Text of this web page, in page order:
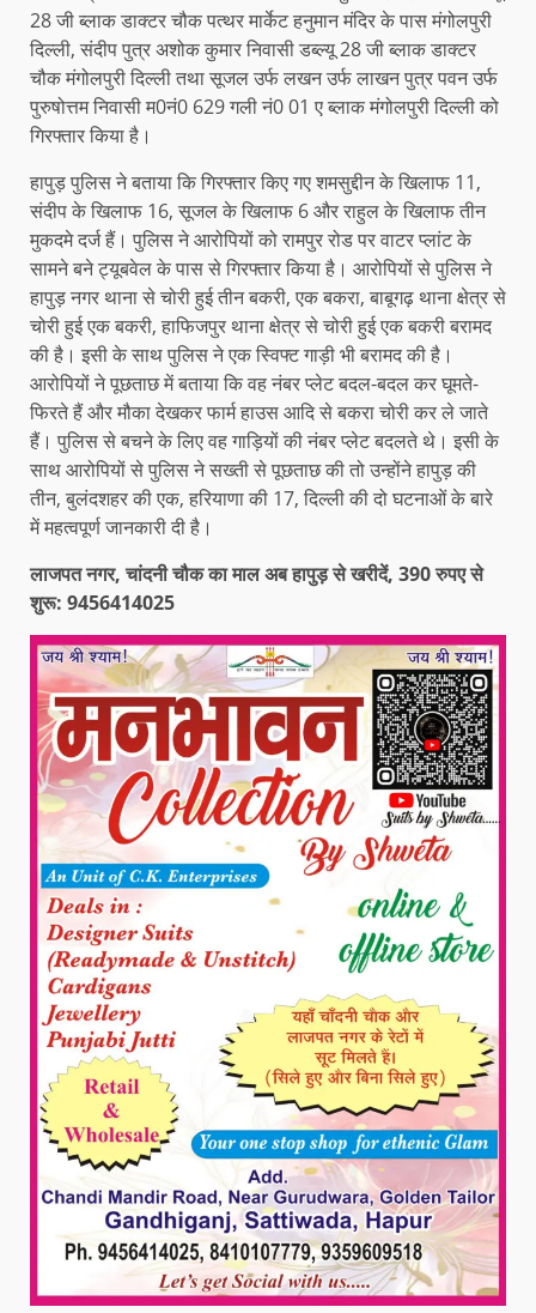
28 जी ब्लाक डाक्टर चौक पत्थर मार्केट हनुमान मंदिर के पास मंगोलपुरी
दिल्ली, संदीप पुत्र अशोक कुमार निवासी डब्ल्यू 28 जी ब्लाक डाक्टर
चौक मंगोलपुरी दिल्ली तथा सूजल उर्फ लखन उर्फ लाखन पुत्र पवन उर्फ
पुरुषोत्तम निवासी म0नं0 629 गली नं0 01 ए ब्लाक मंगोलपुरी दिल्ली को
गिरफ्तार किया है।
हापुड़ पुलिस ने बताया कि गिरफ्तार किए गए शमसुद्दीन के खिलाफ 11,
संदीप के खिलाफ 16, सूजल के खिलाफ 6 और राहुल के खिलाफ तीन
मुकदमे दर्ज हैं। पुलिस ने आरोपियों को रामपुर रोड पर वाटर प्लांट के
सामने बने ट्यूबवेल के पास से गिरफ्तार किया है। आरोपियों से पुलिस ने
हापुड़ नगर थाना से चोरी हुई तीन बकरी, एक बकरा, बाबूगढ़ थाना क्षेत्र से
चोरी हुई एक बकरी, हाफिजपुर थाना क्षेत्र से चोरी हुई एक बकरी बरामद
की है। इसी के साथ पुलिस ने एक स्विफ्ट गाड़ी भी बरामद की है।
आरोपियों ने पूछताछ में बताया कि वह नंबर प्लेट बदल-बदल कर घूमते-
फिरते हैं और मौका देखकर फार्म हाउस आदि से बकरा चोरी कर ले जाते
हैं। पुलिस से बचने के लिए वह गाड़ियों की नंबर प्लेट बदलते थे। इसी के
साथ आरोपियों से पुलिस ने सख्ती से पूछताछ की तो उन्होंने हापुड़ की
तीन, बुलंदशहर की एक, हरियाणा की 17, दिल्ली की दो घटनाओं के बारे
में महत्वपूर्ण जानकारी दी है।
लाजपत नगर, चांदनी चौक का माल अब हापुड़ से खरीदें, 390 रुपए से
शुरू: 9456414025